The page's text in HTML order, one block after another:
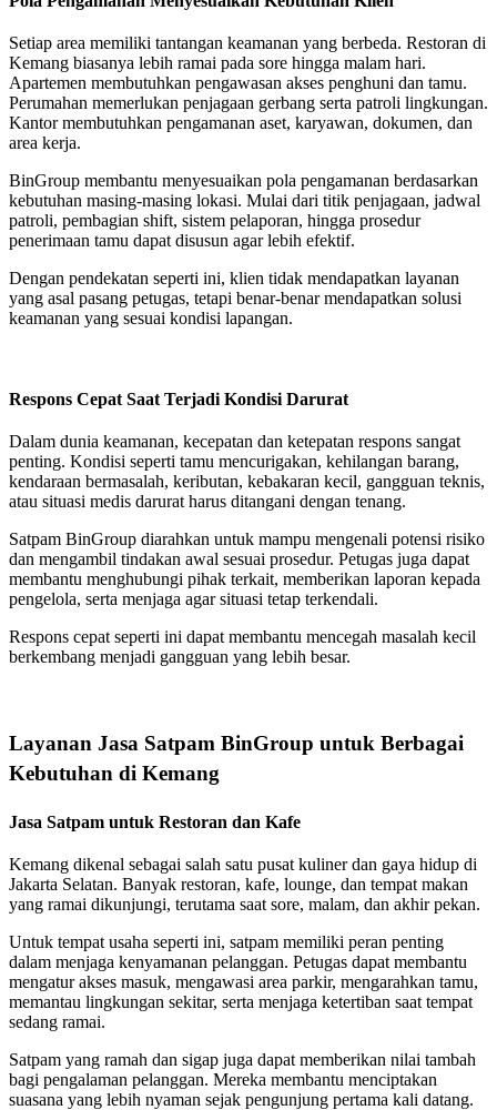
Setiap area memiliki tantangan keamanan yang berbeda. Restoran di
Kemang biasanya lebih ramai pada sore hingga malam hari.
Apartemen membutuhkan pengawasan akses penghuni dan tamu.
Perumahan memerlukan penjagaan gerbang serta patroli lingkungan.
Kantor membutuhkan pengamanan aset, karyawan, dokumen, dan
area kerja.
BinGroup membantu menyesuaikan pola pengamanan berdasarkan
kebutuhan masing-masing lokasi. Mulai dari titik penjagaan, jadwal
patroli, pembagian shift, sistem pelaporan, hingga prosedur
penerimaan tamu dapat disusun agar lebih efektif.
Dengan pendekatan seperti ini, klien tidak mendapatkan layanan
yang asal pasang petugas, tetapi benar-benar mendapatkan solusi
keamanan yang sesuai kondisi lapangan.
Respons Cepat Saat Terjadi Kondisi Darurat
Dalam dunia keamanan, kecepatan dan ketepatan respons sangat
penting. Kondisi seperti tamu mencurigakan, kehilangan barang,
kendaraan bermasalah, keributan, kebakaran kecil, gangguan teknis,
atau situasi medis darurat harus ditangani dengan tenang.
Satpam BinGroup diarahkan untuk mampu mengenali potensi risiko
dan mengambil tindakan awal sesuai prosedur. Petugas juga dapat
membantu menghubungi pihak terkait, memberikan laporan kepada
pengelola, serta menjaga agar situasi tetap terkendali.
Respons cepat seperti ini dapat membantu mencegah masalah kecil
berkembang menjadi gangguan yang lebih besar.
Layanan Jasa Satpam BinGroup untuk Berbagai
Kebutuhan di Kemang
Jasa Satpam untuk Restoran dan Kafe
Kemang dikenal sebagai salah satu pusat kuliner dan gaya hidup di
Jakarta Selatan. Banyak restoran, kafe, lounge, dan tempat makan
yang ramai dikunjungi, terutama saat sore, malam, dan akhir pekan.
Untuk tempat usaha seperti ini, satpam memiliki peran penting
dalam menjaga kenyamanan pelanggan. Petugas dapat membantu
mengatur akses masuk, mengawasi area parkir, mengarahkan tamu,
memantau lingkungan sekitar, serta menjaga ketertiban saat tempat
sedang ramai.
Satpam yang ramah dan sigap juga dapat memberikan nilai tambah
bagi pengalaman pelanggan. Mereka membantu menciptakan
suasana yang lebih nyaman sejak pengunjung pertama kali datang.